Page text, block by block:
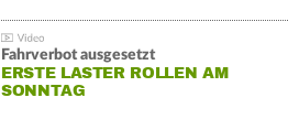
Fahrverbot ausgesetzt
ERSTE LASTER ROLLEN AM
SONNTAG